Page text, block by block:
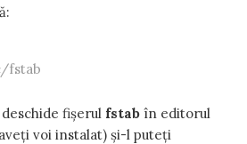
fstab
fișerul fstab în editorul
voi instalat) și-l puteți